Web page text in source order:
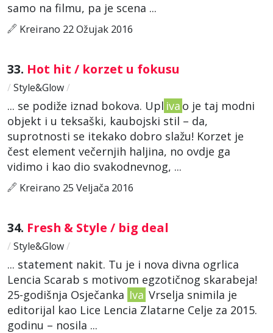
samo na filmu, pa je scena ...
Kreirano 22 Ožujak 2016
33. Hot hit / korzet u fokusu
/ Style&Glow/
... se podiže iznad bokova. Upl iva o je taj modni
objekt i u teksaški, kaubojski stil – da,
suprotnosti se itekako dobro slažu! Korzet je
čest element večernjih haljina, no ovdje ga
vidimo i kao dio svakodnevnog, ...
Kreirano 25 Veljača 2016
34. Fresh & Style / big deal
/ Style&Glow/
... statement nakit. Tu je i nova divna ogrlica
Lencia Scarab s motivom egzotičnog skarabeja!
25-godišnja Osječanka Iva Vrselja snimila je
editorijal kao Lice Lencia Zlatarne Celje za 2015.
godinu – nosila ...